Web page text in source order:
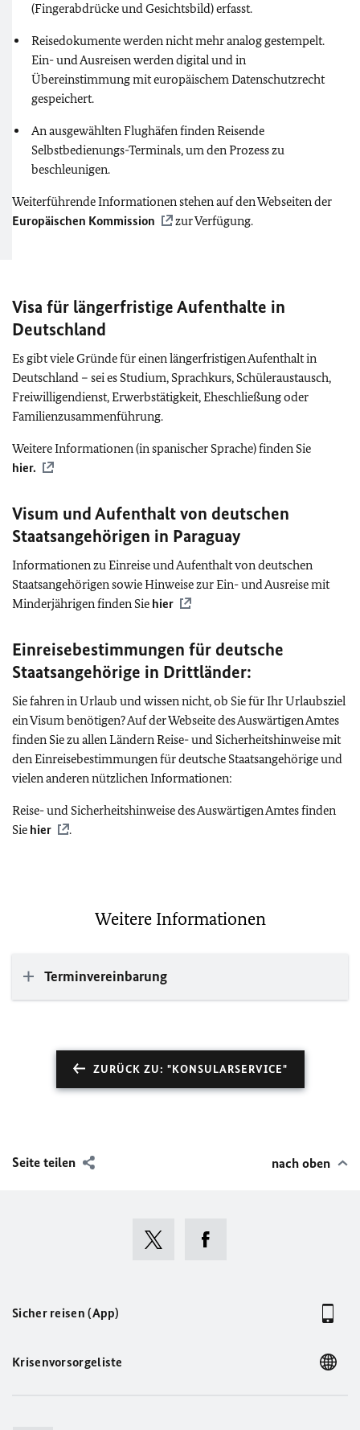
(Fingerabdrücke und Gesichtsbild) erfasst.
Reisedokumente werden nicht mehr analog gestempelt.
Ein- und Ausreisen werden digital und in
Übereinstimmung mit europäischem Datenschutzrecht
gespeichert.
An ausgewählten Flughäfen finden Reisende
Selbstbedienungs-Terminals, um den Prozess zu
beschleunigen.
Weiterführende Informationen stehen auf den Webseiten der
Europäischen Kommission
zur Verfügung.
Visa für längerfristige Aufenthalte in
Deutschland
Es gibt viele Gründe für einen längerfristigen Aufenthalt in
Deutschland – sei es Studium, Sprachkurs, Schüleraustausch,
Freiwilligendienst, Erwerbstätigkeit, Eheschließung oder
Familienzusammenführung.
Weitere Informationen (in spanischer Sprache) finden Sie
hier.
Visum und Aufenthalt von deutschen
Staatsangehörigen in Paraguay
Informationen zu Einreise und Aufenthalt von deutschen
Staatsangehörigen sowie Hinweise zur Ein- und Ausreise mit
Minderjährigen finden Sie hier
Einreisebestimmungen für deutsche
Staatsangehörige in Drittländer:
Sie fahren in Urlaub und wissen nicht, ob Sie für Ihr Urlaubsziel
ein Visum benötigen? Auf der Webseite des Auswärtigen Amtes
finden Sie zu allen Ländern Reise- und Sicherheitshinweise mit
den Einreisebestimmungen für deutsche Staatsangehörige und
vielen anderen nützlichen Informationen:
Reise- und Sicherheitshinweise des Auswärtigen Amtes finden
Sie hier .
Weitere Informationen
Terminvereinbarung
ZURÜCK ZU: "KONSULARSERVICE"
Seite teilen nach oben
Sicher reisen (App)
Krisenvorsorgeliste